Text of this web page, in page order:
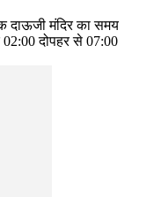
दाऊजी मंदिर का समय
02:00 दोपहर से 07:00